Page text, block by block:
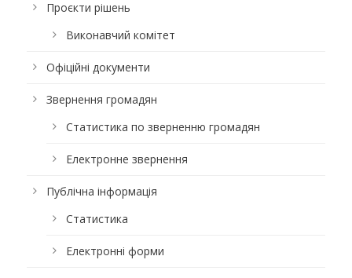
Проєкти рішень
Виконавчий комітет
Офіційні документи
Звернення громадян
Статистика по зверненню громадян
Електронне звернення
Публічна інформація
Статистика
Електронні форми